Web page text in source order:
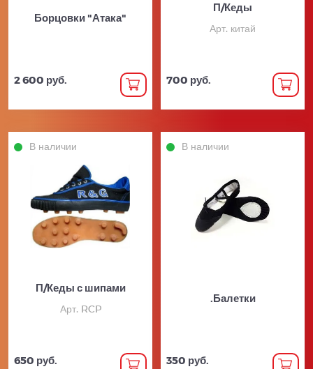
Борцовки "Атака"
2 600 руб.
П/Кеды
Арт. китай
700 руб.
В наличии
П/Кеды с шипами
Арт. RCP
650 руб.
В наличии
.Балетки
350 руб.